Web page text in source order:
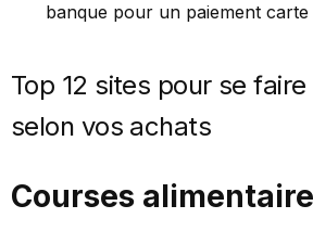
banque pour un paiement carte
Top 12 sites pour se
selon vos achats
Courses